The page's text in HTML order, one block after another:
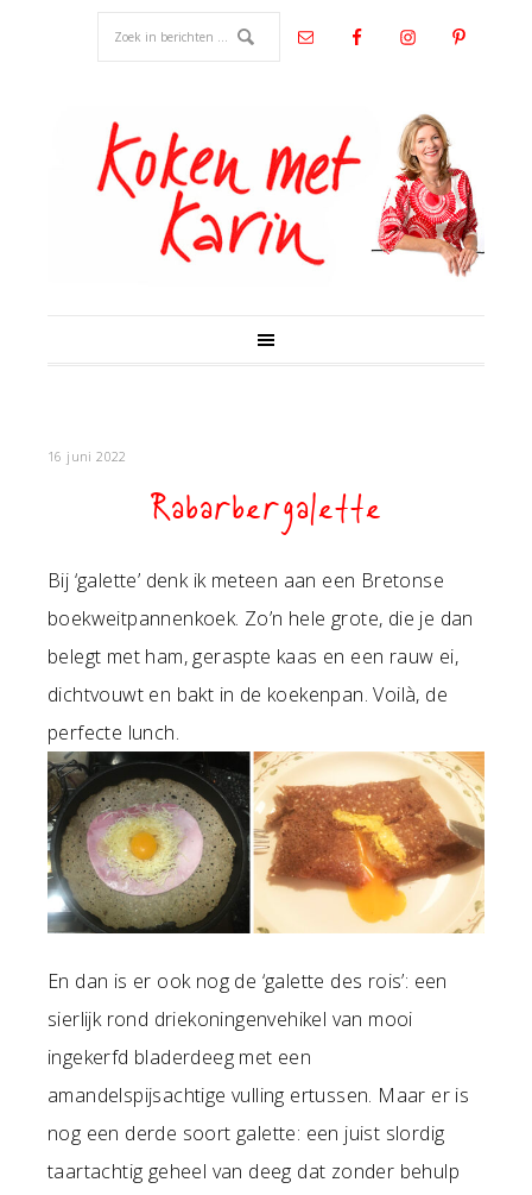
16 juni 2022
Rabarbergalette
Bij ‘galette’ denk ik meteen aan een Bretonse
boekweitpannenkoek. Zo’n hele grote, die je dan
belegt met ham, geraspte kaas en een rauw ei,
dichtvouwt en bakt in de koekenpan. Voilà, de
perfecte lunch.
En dan is er ook nog de ‘galette des rois’: een
sierlijk rond driekoningenvehikel van mooi
ingekerfd bladerdeeg met een
amandelspijsachtige vulling ertussen. Maar er is
nog een derde soort galette: een juist slordig
taartachtig geheel van deeg dat zonder behulp